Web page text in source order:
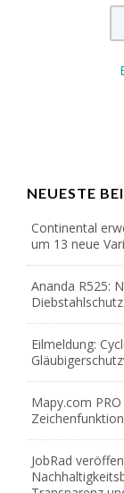
NEUESTE
Continental
um 13 neue
Ananda R525:
Diebstahlschutz
Eilmeldung:
Mapy.com
JobRad